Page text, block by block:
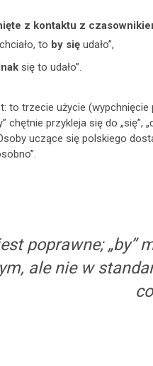
z kontaktu z
to by się udało”,
się to udało”.
to trzecie użycie
chętnie przykleja się do „się”,
uczące się polskiego
jest poprawne;
ale nie w